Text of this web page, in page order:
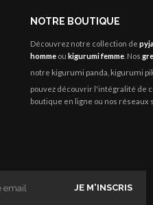
NOTRE BOUTIQUE
Découvrez notre collection de
homme ou kigurumi femme . Nos
notre kigurumi panda kigurumi
pouvez découvrir l'intégralité de
boutique en ligne ou nos réseaux
JE M'INSCRIS